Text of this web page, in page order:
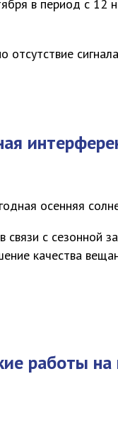
в период с 12
отсутствие
осенняя
с сезонной
качества
работы на